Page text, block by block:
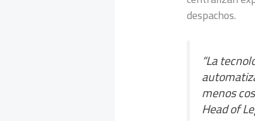
despachos.
“La
menos
Head of